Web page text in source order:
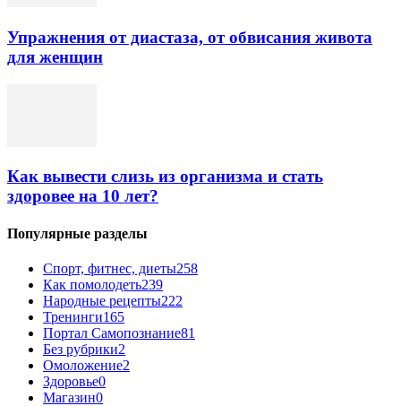
Упражнения от диастаза, от обвисания живота
для женщин
Как вывести слизь из организма и стать
здоровее на 10 лет?
Популярные разделы
Спорт, фитнес, диеты258
Как помолодеть239
Народные рецепты222
Тренинги165
Портал Самопознание81
Без рубрики2
Омоложение2
Здоровье0
Магазин0